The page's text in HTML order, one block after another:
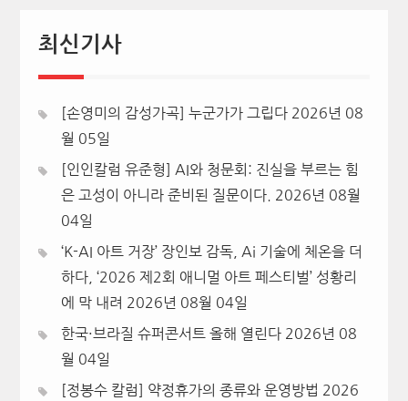
최신기사
[손영미의 감성가곡] 누군가가 그립다 2026년 08
월 05일
[인인칼럼 유준형] AI와 청문회: 진실을 부르는 힘
은 고성이 아니라 준비된 질문이다.
2026년 08월
04일
‘K-AI 아트 거장’ 장인보 감독, Ai 기술에 체온을 더
하다, ‘2026 제2회 애니멀 아트 페스티벌’ 성황리
에 막 내려 2026년 08월 04일
한국·브라질 슈퍼콘서트 올해 열린다 2026년 08
월 04일
[정봉수 칼럼] 약정휴가의 종류와 운영방법 2026